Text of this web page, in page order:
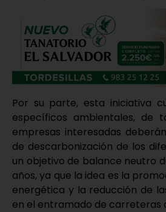
Por su parte, esta iniciativa
específicos ambientales, de
empresas interesadas
de descarbonización de los
un objetivo de balance neutro
años, ya que la idea es la
energética y la reducción de
en el entramado de carreteras